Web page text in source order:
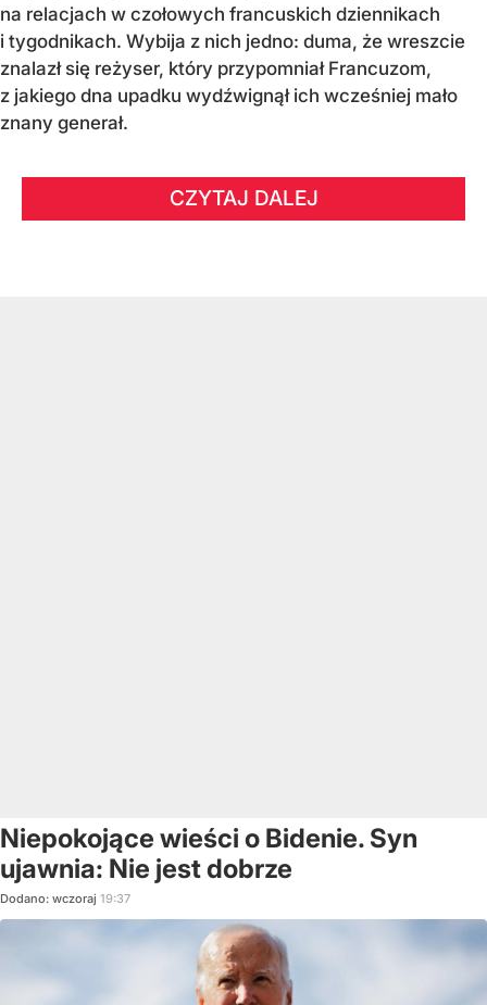
na relacjach w czołowych francuskich dziennikach
i tygodnikach. Wybija z nich jedno: duma, że wreszcie
znalazł się reżyser, który przypomniał Francuzom,
z jakiego dna upadku wydźwignął ich wcześniej mało
znany generał.
CZYTAJ DALEJ
Niepokojące wieści o Bidenie. Syn
ujawnia: Nie jest dobrze
Dodano: wczoraj 19:37